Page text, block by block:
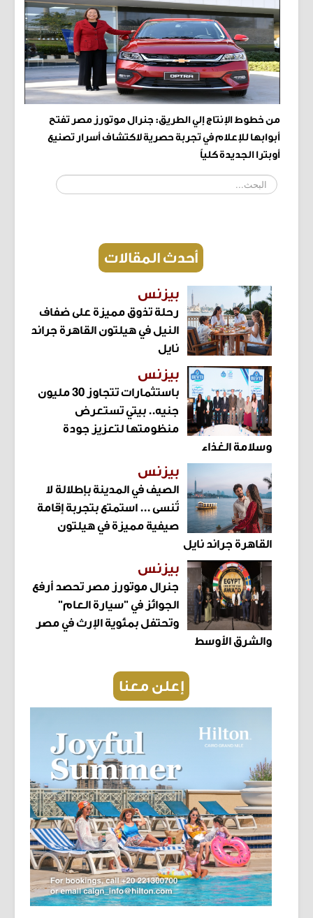
من خطوط الإنتاج إلي الطريق: جنرال موتورز مصر تفتح
أبوابها للإعلام في تجربة حصرية لاكتشاف أسرار تصنيع
أوبترا الجديدة كلياً
البحث...
أحدث المقالات
بيزنس
رحلة تذوق مميزة على ضفاف
النيل في هيلتون القاهرة جراند
نايل
بيزنس
باستثمارات تتجاوز 30 مليون
جنيه.. بيتي تستعرض
منظومتها لتعزيز جودة
وسلامة الغذاء
بيزنس
الصيف في المدينة بإطلالة لا
تُنسى ... استمتع بتجربة إقامة
صيفية مميزة في هيلتون
القاهرة جراند نايل
بيزنس
جنرال موتورز مصر تحصد أرفع
الجوائز في "سيارة العام"
وتحتفل بمئوية الإرث في مصر
والشرق الأوسط
إعلن معنا